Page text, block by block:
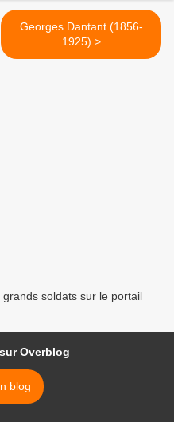
Georges Dantant (1856-
1925) >
soldats sur le portail
Overblog
blog